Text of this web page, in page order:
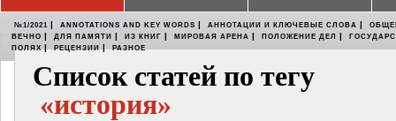
№1/2021 | ANNOTATIONS AND KEY WORDS | АННОТАЦИИ И КЛЮЧЕВЫЕ СЛОВА |
ВЕЧНО | ДЛЯ ПАМЯТИ | ИЗ КНИГ | МИРОВАЯ АРЕНА | ПОЛОЖЕНИЕ ДЕЛ |
ПОЛЯХ | РЕЦЕНЗИИ | РАЗНОЕ
Список статей по тегу
«история»